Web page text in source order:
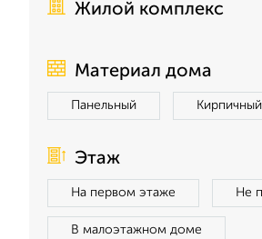
Жилой комплекс
Материал дома
Панельный Кирпичный
Этаж
На первом этаже Не
В малоэтажном доме